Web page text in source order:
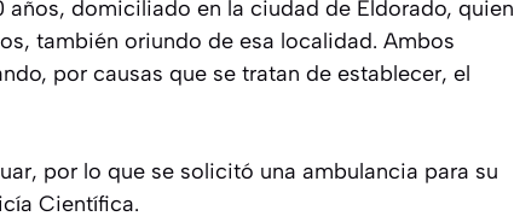
domiciliado en la ciudad de Eldorado, quien
también oriundo de esa localidad. Ambos
por causas que se tratan de establecer, el
por lo que se solicitó una ambulancia para su
Científica.